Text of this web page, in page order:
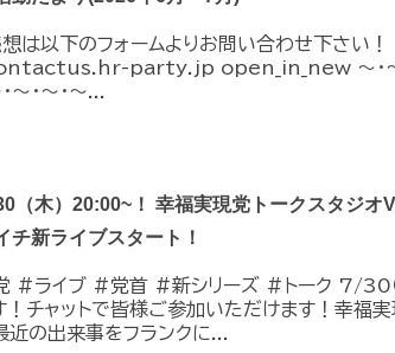
想は以下のフォームよりお問い合わせ下さい！
party.jp open_in_new ～・～・～・
～・～・～...
（木）20:00~！ 幸福実現党トークスタジ
チ新ライブスタート！
#ライブ #党首 #新シリーズ #トーク 7/30
！チャットで皆様ご参加いただけます！幸福
近の出来事をフランクに...